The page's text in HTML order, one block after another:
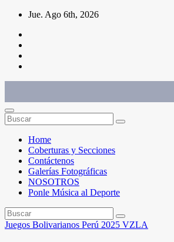
Saltar
contenido
Jue. Ago 6th, 2026
Home
Coberturas y Secciones
Contáctenos
Galerías Fotográficas
NOSOTROS
Ponle Música al Deporte
Juegos Bolivarianos Perú 2025 VZLA